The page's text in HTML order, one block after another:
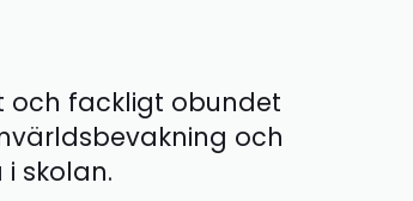
och fackligt obundet
och
skolan.